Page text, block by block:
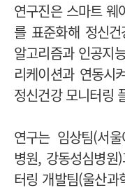
연구진은 스마트 웨
를 표준화해 정신
알고리즘과 인공지
리케이션과 연동시
정신건강 모니터링
연구는 임상팀(서
병원, 강동성심병원
터링 개발팀(울산